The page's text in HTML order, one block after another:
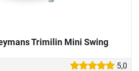
Trimilin Mini Swing
5,0